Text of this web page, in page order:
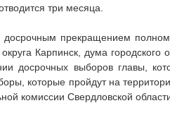
три месяца.
досрочным прекращением
округа Карпинск, дума
досрочных выборов главы,
которые пройдут на
комиссии Свердловской